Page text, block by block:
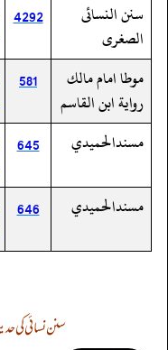
سنن النسائى
الصغرى
4292
موطا امام مالك
رواية ابن القاسم
581
مسندالحميدي
645
مسندالحميدي
646
سنن نسائی کی حدیث نمبر 4289